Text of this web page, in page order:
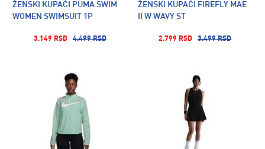
ŽENSKI KUPAĆI PUMA SWIM
WOMEN SWIMSUIT 1P
3.149 RSD 4.499 RSD
ŽENSKI KUPAĆI FIREFLY MAE
II W WAVY ST
2.799 RSD 3.499 RSD